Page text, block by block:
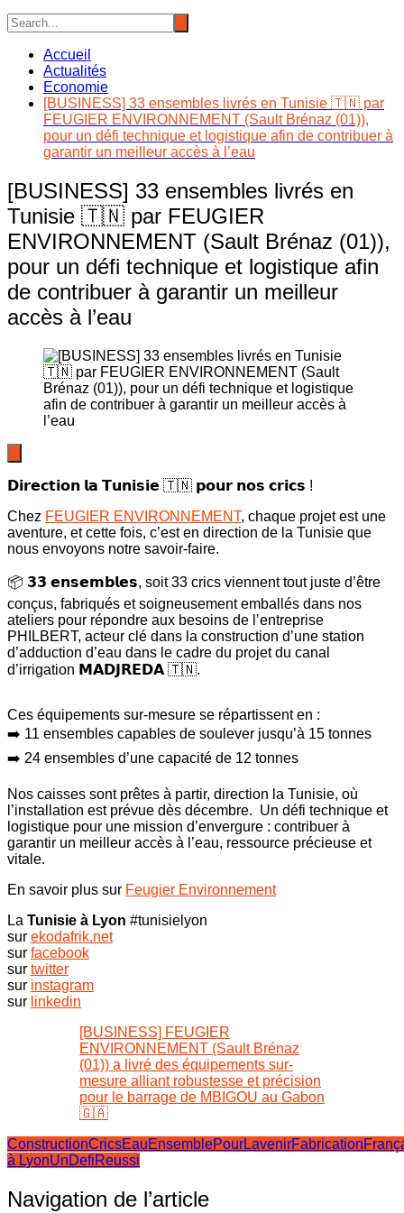
Accueil
Actualités
Economie
[BUSINESS] 33 ensembles livrés en Tunisie 🇹🇳 par
FEUGIER ENVIRONNEMENT (Sault Brénaz (01)),
pour un défi technique et logistique afin de contribuer à
garantir un meilleur accès à l’eau
[BUSINESS] 33 ensembles livrés en
Tunisie 🇹🇳 par FEUGIER
ENVIRONNEMENT (Sault Brénaz (01)),
pour un défi technique et logistique afin
de contribuer à garantir un meilleur
accès à l’eau
𝗗𝗶𝗿𝗲𝗰𝘁𝗶𝗼𝗻 𝗹𝗮 𝗧𝘂𝗻𝗶𝘀𝗶𝗲 🇹🇳 𝗽𝗼𝘂𝗿 𝗻𝗼𝘀 𝗰𝗿𝗶𝗰𝘀 !
Chez FEUGIER ENVIRONNEMENT, chaque projet est une
aventure, et cette fois, c’est en direction de la Tunisie que
nous envoyons notre savoir-faire.
📦 𝟯𝟯 𝗲𝗻𝘀𝗲𝗺𝗯𝗹𝗲𝘀, soit 33 crics viennent tout juste d’être
conçus, fabriqués et soigneusement emballés dans nos
ateliers pour répondre aux besoins de l’entreprise
PHILBERT, acteur clé dans la construction d’une station
d’adduction d’eau dans le cadre du projet du canal
d’irrigation 𝗠𝗔𝗗𝗝𝗥𝗘𝗗𝗔 🇹🇳.
Ces équipements sur-mesure se répartissent en :
➡️ 11 ensembles capables de soulever jusqu’à 15 tonnes
➡️ 24 ensembles d’une capacité de 12 tonnes
Nos caisses sont prêtes à partir, direction la Tunisie, où
l’installation est prévue dès décembre. Un défi technique et
logistique pour une mission d’envergure : contribuer à
garantir un meilleur accès à l’eau, ressource précieuse et
vitale.
En savoir plus sur Feugier Environnement
La Tunisie à Lyon #tunisielyon
sur ekodafrik.net
sur facebook
sur twitter
sur instagram
sur linkedin
[BUSINESS] FEUGIER
ENVIRONNEMENT (Sault Brénaz
(01)) a livré des équipements sur-
mesure alliant robustesse et précision
pour le barrage de MBIGOU au Gabon
🇬🇦
ConstructionCricsEauEnsemblePourLavenir
à LyonUnDefiReussi
Navigation de l’article